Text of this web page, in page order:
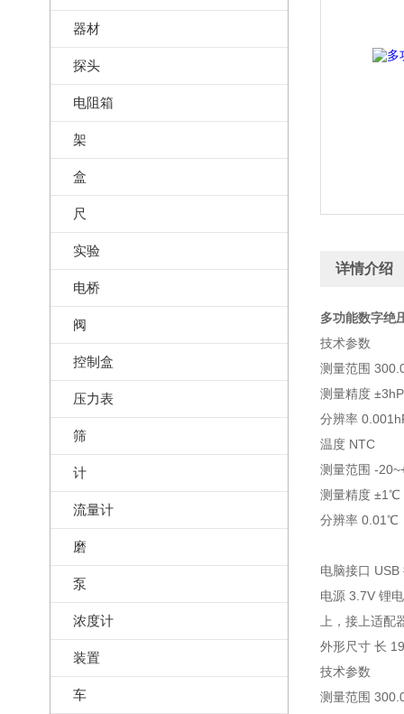
器材
探头
电阻箱
架
盒
尺
实验
电桥
阀
控制盒
压力表
筛
计
流量计
磨
泵
浓度计
装置
车
详情介绍
多功能数字绝
技术参数
测量范围
测量精度
分辨率
温度 NTC
测量范围 -
测量精度 ±1℃
分辨率 0.01℃
电脑接口 USB
电源 3.7V 锂
上，接上适配
外形尺寸 长
技术参数
测量范围